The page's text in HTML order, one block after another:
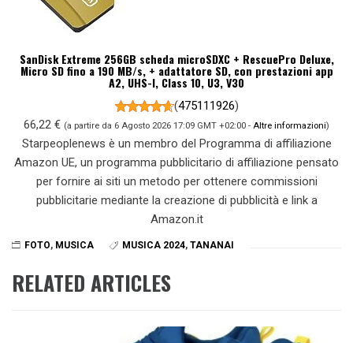
SanDisk Extreme 256GB scheda microSDXC + RescuePro Deluxe,
Micro SD fino a 190 MB/s, + adattatore SD, con prestazioni app
A2, UHS-I, Class 10, U3, V30
(475111926)
66,22 € (a partire da 6 Agosto 2026 17:09 GMT +02:00 - Altre informazioni)
Starpeoplenews è un membro del Programma di affiliazione
Amazon UE, un programma pubblicitario di affiliazione pensato
per fornire ai siti un metodo per ottenere commissioni
pubblicitarie mediante la creazione di pubblicità e link a
Amazon.it
FOTO, MUSICA MUSICA 2024, TANANAI
RELATED ARTICLES